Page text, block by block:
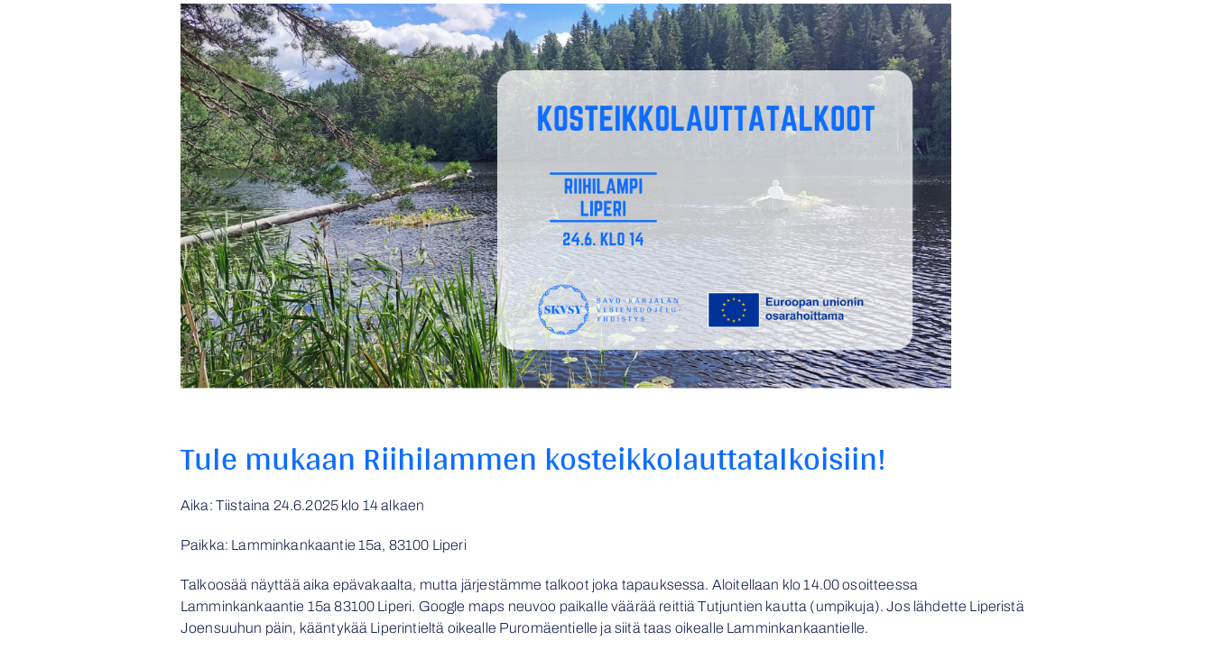
Tule mukaan Riihilammen kosteikkolauttatalkoisiin!
Aika: Tiistaina 24.6.2025 klo 14 alkaen
Paikka: Lamminkankaantie 15a, 83100 Liperi
Talkoosää näyttää aika epävakaalta, mutta järjestämme talkoot joka tapauksessa. Aloitellaan klo 14.00 osoitteessa
Lamminkankaantie 15a 83100 Liperi. Google maps neuvoo paikalle väärää reittiä Tutjuntien kautta (umpikuja). Jos lähdette Liperistä
Joensuuhun päin, kääntykää Liperintieltä oikealle Puromäentielle ja siitä taas oikealle Lamminkankaantielle.